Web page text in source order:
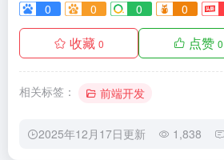
0 0 0 0
收藏 0 点赞 0
相关标签： 前端开发
2025年12月17日更新 1,838